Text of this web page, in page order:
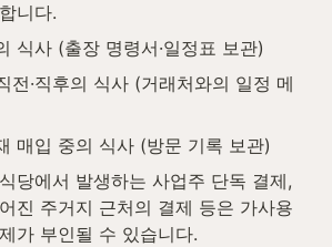
니다.
식사 (출장 명령서·일정표 보관)
전·직후의 식사 (거래처와의 일정 메
매입 중의 식사 (방문 기록 보관)
당에서 발생하는 사업주 단독 결제,
진 주거지 근처의 결제 등은 가사용
가 부인될 수 있습니다.